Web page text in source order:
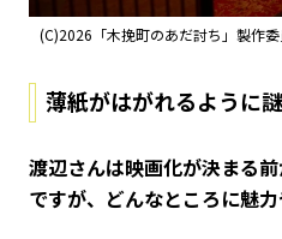
(C)2026「木挽町のあだ討ち」製作
薄紙がはがれるように
――渡辺さんは映画化が決まる
ですが、どんなところに魅